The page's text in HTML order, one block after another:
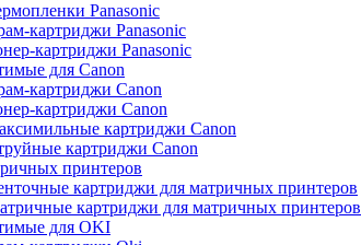
Panasonic
картриджи Panasonic
картриджи Panasonic
для Canon
картриджи Canon
картриджи Canon
картриджи Canon
картриджи Canon
принтеров
картриджи для матричных принтеров
картриджи для матричных принтеров
для OKI